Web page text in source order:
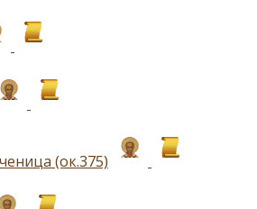
(ок.375)